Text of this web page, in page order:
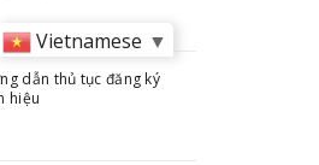
dẫn thủ tục đăng ký
hiệu
Vietnamese ▼